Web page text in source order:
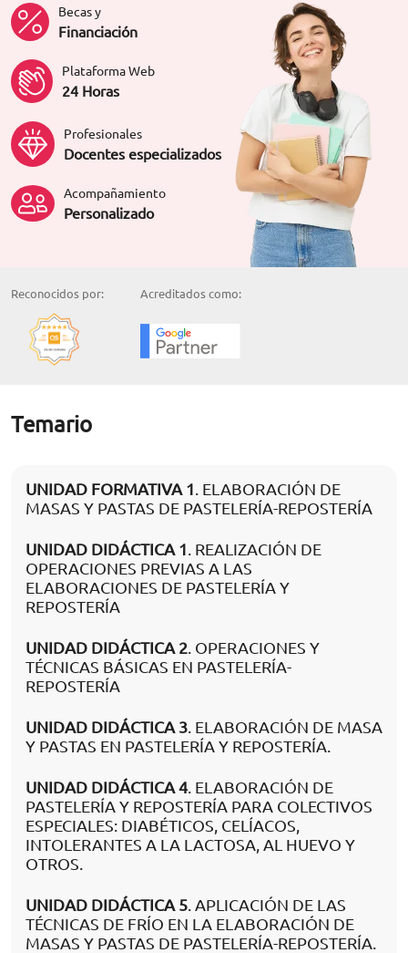
Becas y
Financiación
Plataforma Web
24 Horas
Profesionales
Docentes especializados
Acompañamiento
Personalizado
Reconocidos por: Acreditados como:
Temario
UNIDAD FORMATIVA 1. ELABORACIÓN DE
MASAS Y PASTAS DE PASTELERÍA-REPOSTERÍA
UNIDAD DIDÁCTICA 1. REALIZACIÓN DE
OPERACIONES PREVIAS A LAS
ELABORACIONES DE PASTELERÍA Y
REPOSTERÍA
UNIDAD DIDÁCTICA 2. OPERACIONES Y
TÉCNICAS BÁSICAS EN PASTELERÍA-
REPOSTERÍA
UNIDAD DIDÁCTICA 3. ELABORACIÓN DE MASA
Y PASTAS EN PASTELERÍA Y REPOSTERÍA.
UNIDAD DIDÁCTICA 4. ELABORACIÓN DE
PASTELERÍA Y REPOSTERÍA PARA COLECTIVOS
ESPECIALES: DIABÉTICOS, CELÍACOS,
INTOLERANTES A LA LACTOSA, AL HUEVO Y
OTROS.
UNIDAD DIDÁCTICA 5. APLICACIÓN DE LAS
TÉCNICAS DE FRÍO EN LA ELABORACIÓN DE
MASAS Y PASTAS DE PASTELERÍA-REPOSTERÍA.